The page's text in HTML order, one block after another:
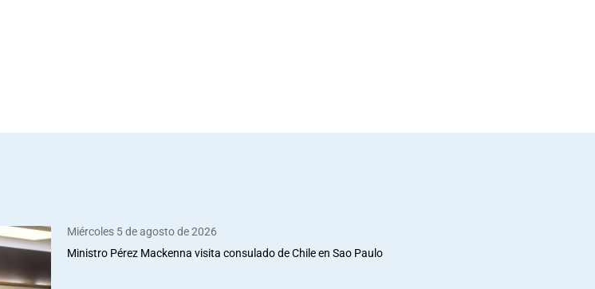
Miércoles 5 de agosto de 2026
Ministro Pérez Mackenna visita consulado de Chile en Sao Paulo